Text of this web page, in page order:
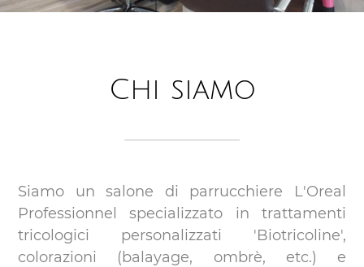
Chi siamo
Siamo un salone di parrucchiere L'Oreal
Professionnel specializzato in trattamenti
tricologici personalizzati 'Biotricoline',
colorazioni (balayage, ombrè, etc.) e